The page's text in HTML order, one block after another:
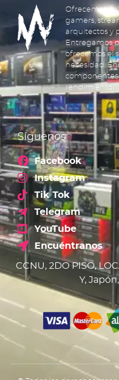
Ofrecemos
gamers,
arquitectos y
Entregamos
ofrecemos el
necesidad.
componentes
rendimiento.
Síguenos
Facebook
Instagram
Tik Tok
Telegram
YouTube
Encuéntranos
CCNU, 2DO PISO,
Y,